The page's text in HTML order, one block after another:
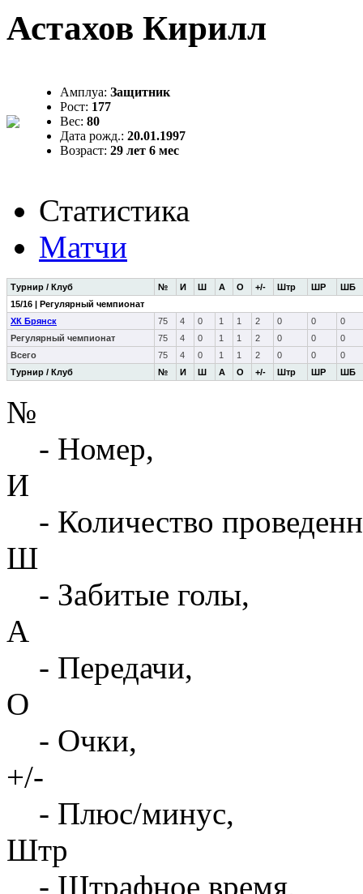
Астахов Кирилл
Амплуа: Защитник
Рост: 177
Вес: 80
Дата рожд.: 20.01.1997
Возраст: 29 лет 6 мес
Статистика
Матчи
Турнир / Клуб № И Ш А О +/- Штр ШР ШБ
Турнир / Клуб № И Ш А О +/- Штр ШР ШБ
15/16 | Регулярный чемпионат
ХК Брянск
75 4 0 1 1 2 0 0
0
Регулярный чемпионат
75 4 0 1 1 2 0 0
0
Всего
75 4 0 1 1 2 0 0 0
№
- Номер,
И
- Количество
Ш
- Забитые голы,
А
- Передачи,
О
- Очки,
+/-
- Плюс/минус,
Штр
- Штрафное время,